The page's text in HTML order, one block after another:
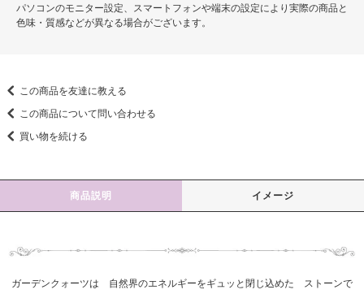
パソコンのモニター設定、スマートフォンや端末の設定により実際の商品と
色味・質感などが異なる場合がございます。
この商品を友達に教える
この商品について問い合わせる
買い物を続ける
商品説明 イメージ
ガーデンクォーツは 自然界のエネルギーをギュッと閉じ込めた ストーンで